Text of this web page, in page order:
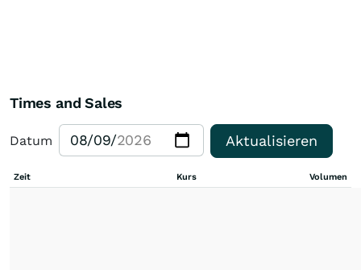
Times and Sales
Datum Aktualisieren
Zeit Kurs Volumen